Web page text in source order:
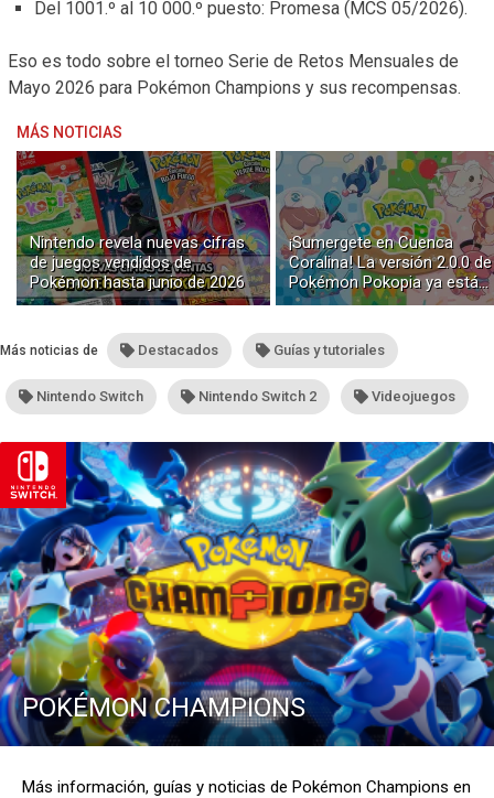
Del 1001.º al 10 000.º puesto: Promesa (MCS 05/2026).
Eso es todo sobre el torneo Serie de Retos Mensuales de
Mayo 2026 para Pokémon Champions y sus recompensas.
MÁS NOTICIAS
Nintendo revela nuevas cifras
de juegos vendidos de
Pokémon hasta junio de 2026
¡Sumergete en Cuenca
Coralina! La versión 2.0.0 de
Pokémon Pokopia ya está
disponible con buceo y
Más noticias de Destacados Guías y tutoriales
Nintendo Switch Nintendo Switch 2 Videojuegos
POKÉMON CHAMPIONS
Más información, guías y noticias de Pokémon Champions en